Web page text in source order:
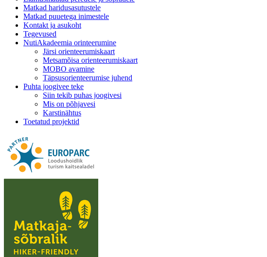
Matkad haridusasutustele
Matkad puuetega inimestele
Kontakt ja asukoht
Tegevused
NutiAkadeemia orinteerumine
Järsi orienteerumiskaart
Metsamõisa orienteerumiskaart
MOBO avamine
Täpsusorienteerumise juhend
Puhta joogivee teke
Siin tekib puhas joogivesi
Mis on põhjavesi
Karstinähtus
Toetatud projektid